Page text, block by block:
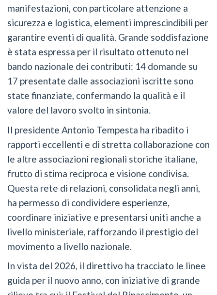
manifestazioni, con particolare attenzione a
sicurezza e logistica, elementi imprescindibili per
garantire eventi di qualità. Grande soddisfazione
è stata espressa per il risultato ottenuto nel
bando nazionale dei contributi: 14 domande su
17 presentate dalle associazioni iscritte sono
state finanziate, confermando la qualità e il
valore del lavoro svolto in sintonia.
Il presidente Antonio Tempesta ha ribadito i
rapporti eccellenti e di stretta collaborazione con
le altre associazioni regionali storiche italiane,
frutto di stima reciproca e visione condivisa.
Questa rete di relazioni, consolidata negli anni,
ha permesso di condividere esperienze,
coordinare iniziative e presentarsi uniti anche a
livello ministeriale, rafforzando il prestigio del
movimento a livello nazionale.
In vista del 2026, il direttivo ha tracciato le linee
guida per il nuovo anno, con iniziative di grande